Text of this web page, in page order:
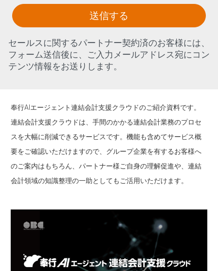
送信する
セールスに関するパートナー契約済のお客様には、
フォーム送信後に、ご入力メールアドレス宛にコン
テンツ情報をお送りします。
奉行AIエージェント連結会計支援クラウドのご紹介資料です。
連結会計支援クラウドは、手間のかかる連結会計業務のプロセ
スを大幅に削減できるサービスです。機能も含めてサービス概
要をご確認いただけますので、グループ企業を有するお客様へ
のご案内はもちろん、パートナー様ご自身の理解促進や、連結
会計領域の知識整理の一助としてもご活用いただけます。